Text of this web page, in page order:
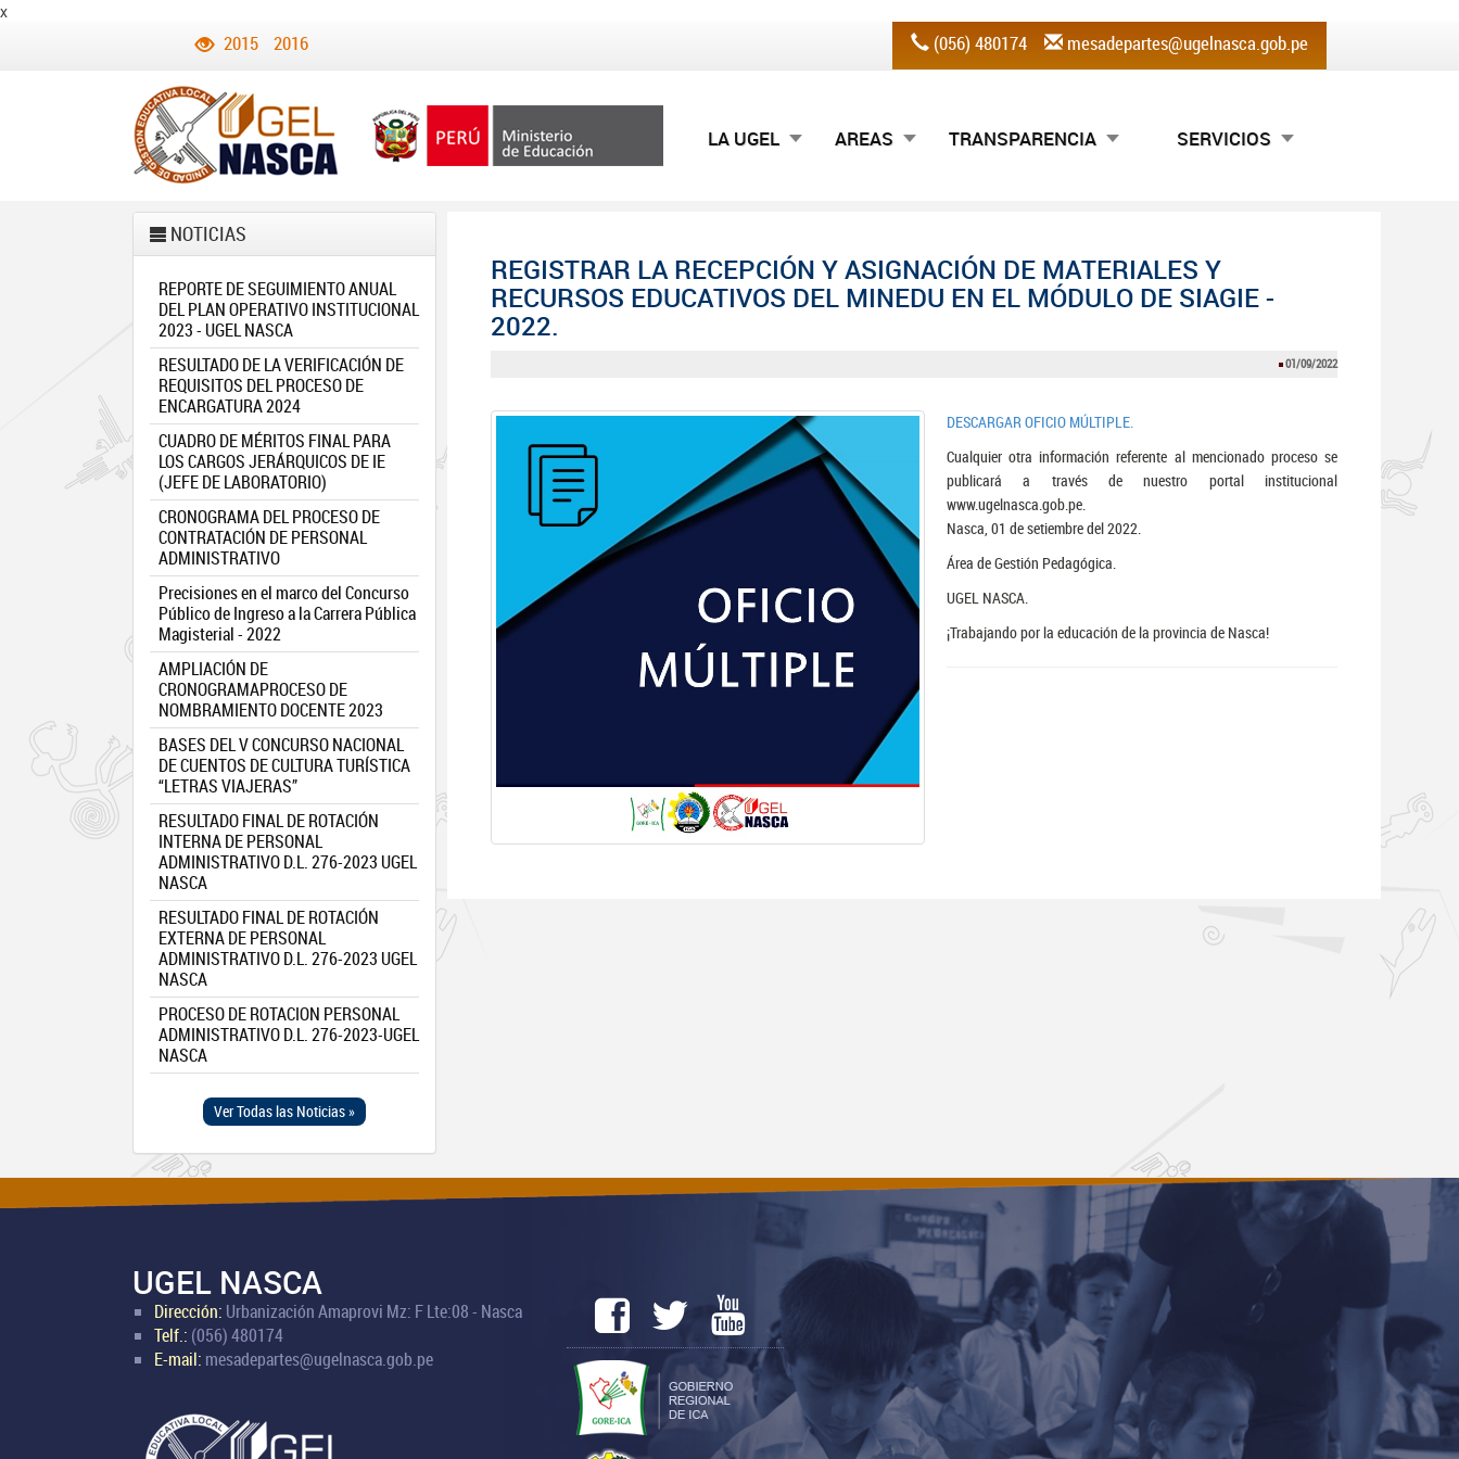
x
2015 2016 (056) 480174 mesadepartes@ugelnasca.gob.pe
LA UGEL AREAS TRANSPARENCIA SERVICIOS
NOTICIAS
REPORTE DE SEGUIMIENTO ANUAL
DEL PLAN OPERATIVO INSTITUCIONAL
2023 - UGEL NASCA
RESULTADO DE LA VERIFICACIÓN DE
REQUISITOS DEL PROCESO DE
ENCARGATURA 2024
CUADRO DE MÉRITOS FINAL PARA
LOS CARGOS JERÁRQUICOS DE IE
(JEFE DE LABORATORIO)
CRONOGRAMA DEL PROCESO DE
CONTRATACIÓN DE PERSONAL
ADMINISTRATIVO
Precisiones en el marco del Concurso
Público de Ingreso a la Carrera Pública
Magisterial - 2022
AMPLIACIÓN DE
CRONOGRAMAPROCESO DE
NOMBRAMIENTO DOCENTE 2023
BASES DEL V CONCURSO NACIONAL
DE CUENTOS DE CULTURA TURÍSTICA
“LETRAS VIAJERAS”
RESULTADO FINAL DE ROTACIÓN
INTERNA DE PERSONAL
ADMINISTRATIVO D.L. 276-2023 UGEL
NASCA
RESULTADO FINAL DE ROTACIÓN
EXTERNA DE PERSONAL
ADMINISTRATIVO D.L. 276-2023 UGEL
NASCA
PROCESO DE ROTACION PERSONAL
ADMINISTRATIVO D.L. 276-2023-UGEL
NASCA
Ver Todas las Noticias »
REGISTRAR LA RECEPCIÓN Y ASIGNACIÓN DE MATERIALES Y
RECURSOS EDUCATIVOS DEL MINEDU EN EL MÓDULO DE SIAGIE -
2022.
01/09/2022
DESCARGAR OFICIO MÚLTIPLE.
Cualquier otra información referente al mencionado proceso se
publicará a través de nuestro portal institucional
www.ugelnasca.gob.pe.
Nasca, 01 de setiembre del 2022.
Área de Gestión Pedagógica.
UGEL NASCA.
¡Trabajando por la educación de la provincia de Nasca!
UGEL NASCA
Dirección: Urbanización Amaprovi Mz: F Lte:08 - Nasca
Telf.: (056) 480174
E-mail: mesadepartes@ugelnasca.gob.pe